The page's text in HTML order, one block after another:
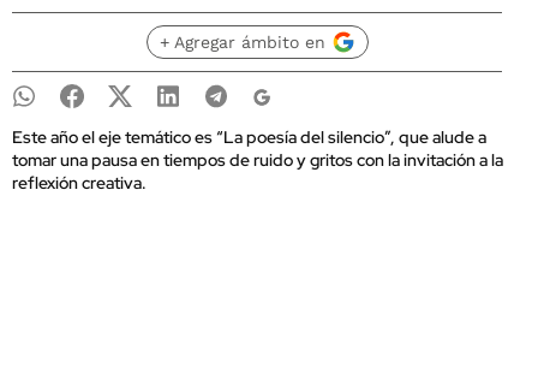
+ Agregar ámbito en
Este año el eje temático es “La poesía del silencio”, que alude a
tomar una pausa en tiempos de ruido y gritos con la invitación a la
reflexión creativa.